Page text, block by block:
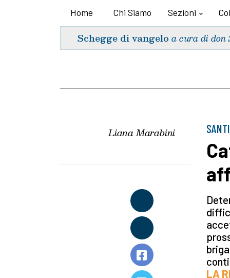
Home Chi Siamo Sezioni
Schegge di vangelo a cura di don
Liana Marabini
LA